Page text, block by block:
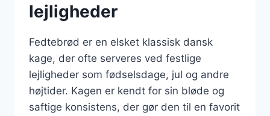
lejligheder
Fedtebrød er en elsket klassisk dansk
kage, der ofte serveres ved festlige
lejligheder som fødselsdage, jul og andre
højtider. Kagen er kendt for sin bløde og
saftige konsistens, der gør den til en favorit